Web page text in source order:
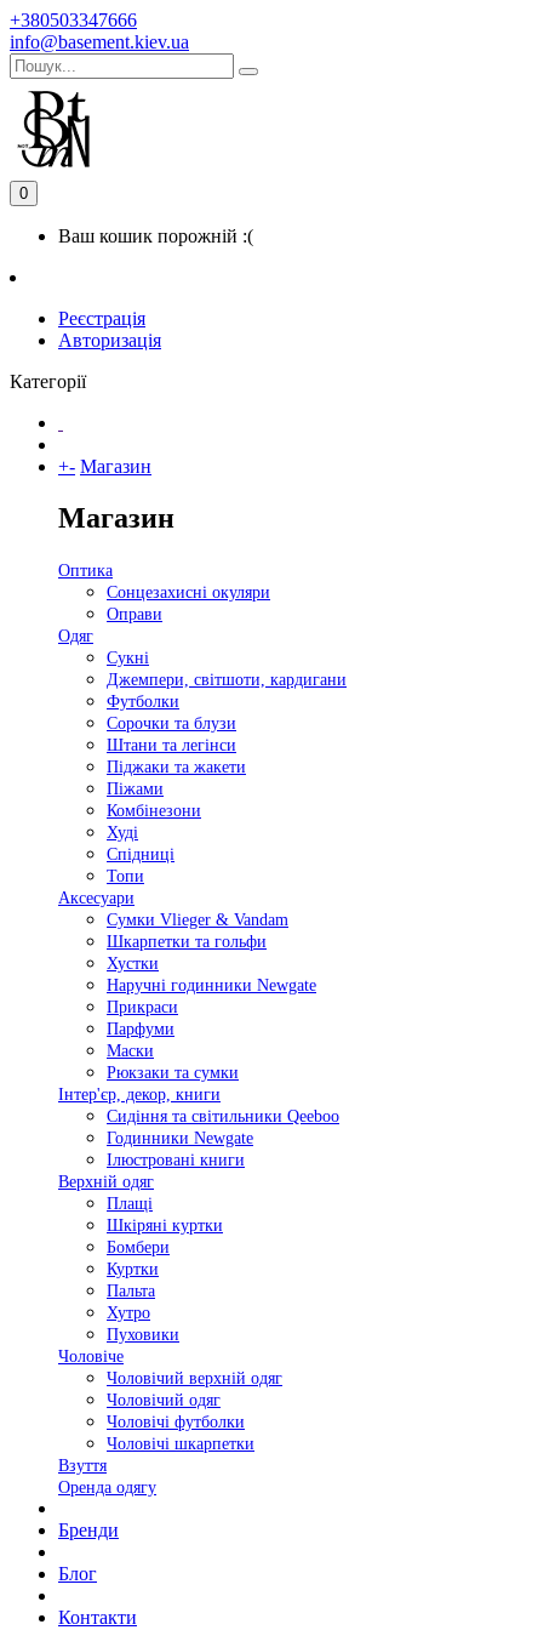
+380503347666
info@basement.kiev.ua
0
Ваш кошик порожній :(
Реєстрація
Авторизація
Категорії
+- Магазин
Магазин
Оптика
Сонцезахисні окуляри
Оправи
Одяг
Сукні
Джемпери, світшоти, кардигани
Футболки
Сорочки та блузи
Штани та легінси
Піджаки та жакети
Піжами
Комбінезони
Худі
Спідниці
Топи
Аксесуари
Сумки Vlieger & Vandam
Шкарпетки та гольфи
Хустки
Наручні годинники Newgate
Прикраси
Парфуми
Маски
Рюкзаки та сумки
Інтер'єр, декор, книги
Сидіння та світильники Qeeboo
Годинники Newgate
Ілюстровані книги
Верхній одяг
Плащі
Шкіряні куртки
Бомбери
Куртки
Пальта
Хутро
Пуховики
Чоловіче
Чоловічий верхній одяг
Чоловічий одяг
Чоловічі футболки
Чоловічі шкарпетки
Взуття
Оренда одягу
Бренди
Блог
Контакти